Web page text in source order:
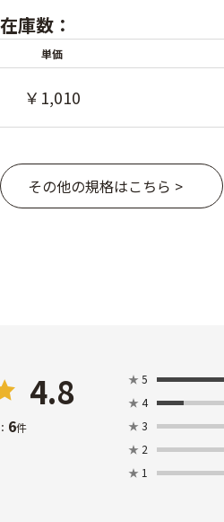
在庫数：
単価
￥1,010
その他の規格はこちら >
4.8
6件
★ 5
★ 4
★ 3
★ 2
★ 1